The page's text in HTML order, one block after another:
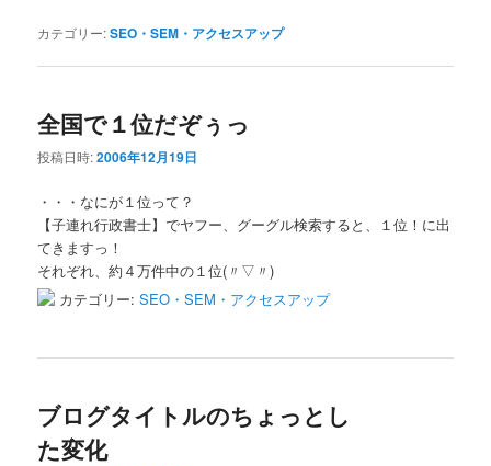
カテゴリー:SEO・SEM・アクセスアップ
全国で１位だぞぅっ
投稿日時:2006年12月19日
・・・なにが１位って？
【子連れ行政書士】でヤフー、グーグル検索すると、１位！に出
てきますっ！
それぞれ、約４万件中の１位(〃▽〃)
カテゴリー: SEO・SEM・アクセスアップ
ブログタイトルのちょっとし
た変化